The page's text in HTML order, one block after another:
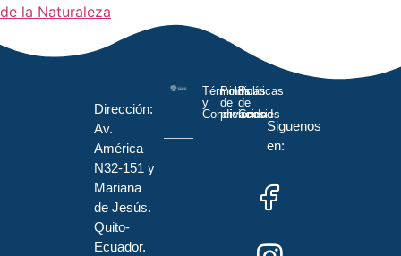
de la Naturaleza
Dirección:
Av.
América
N32-151 y
Mariana
de Jesús.
Quito-
Ecuador.
Términos
y
Condiciones
Políticas
de
privacidad
Políticas
de
Cookies
Siguenos
en: